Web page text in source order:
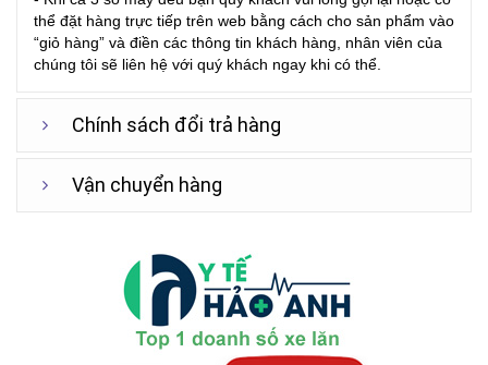
thể đặt hàng trực tiếp trên web bằng cách cho sản phẩm vào
“giỏ hàng” và điền các thông tin khách hàng, nhân viên của
chúng tôi sẽ liên hệ với quý khách ngay khi có thể.
Chính sách đổi trả hàng
Vận chuyển hàng